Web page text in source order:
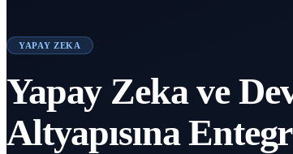
YAPAY ZEKA
Yapay Zeka ve
Altyapısına